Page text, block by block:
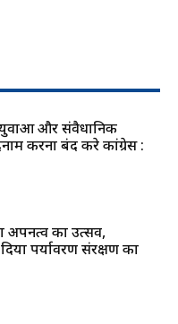
और संवैधानिक
करना बंद करे कांग्रेस :
अपनत्व का उत्सव,
पर्यावरण संरक्षण का